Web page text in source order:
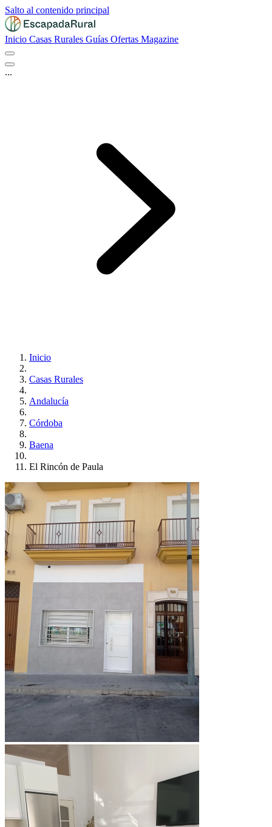
Salto al contenido principal
Inicio Casas Rurales Guías Ofertas Magazine
...
Inicio
Casas Rurales
Andalucía
Córdoba
Baena
El Rincón de Paula